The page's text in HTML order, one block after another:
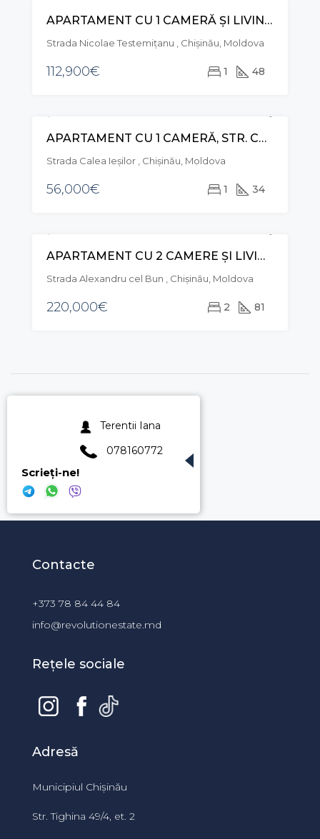
VÂNZARE EXCLUSIVEAPARTAMENT CU 1 CAMERĂ ȘI LIVING, STR. NICOLAE TESTEMIȚANU, CENTRU
Strada Nicolae Testemițanu , Chișinău, Moldova
112,900€ 1 48
VÂNZARE EXCLUSIVE
APARTAMENT CU 1 CAMERĂ, STR. CALEA IEȘILOR, BUIUCANI
Strada Calea Ieşilor , Chișinău, Moldova
56,000€ 1 34
VÂNZARE
APARTAMENT CU 2 CAMERE ȘI LIVING, STR. ALEXANDRU CEL BUN, CENTRU
Strada Alexandru cel Bun , Chișinău, Moldova
220,000€ 2 81
Terentii Iana
078160772
Scrieți-ne!
Contacte
+373 78 84 44 84
info@revolutionestate.md
Rețele sociale
Adresă
Municipiul Chișinău
Str. Tighina 49/4, et. 2